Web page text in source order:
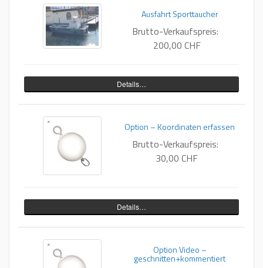
Ausfahrt Sporttaucher
Brutto-Verkaufspreis:
200,00 CHF
Details…
Option – Koordinaten erfassen
Brutto-Verkaufspreis:
30,00 CHF
Details…
Option Video –
geschnitten+kommentiert